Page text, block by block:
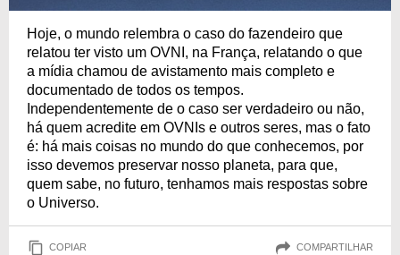
Hoje, o mundo relembra o caso do fazendeiro que
relatou ter visto um OVNI, na França, relatando o que
a mídia chamou de avistamento mais completo e
documentado de todos os tempos.
Independentemente de o caso ser verdadeiro ou não,
há quem acredite em OVNIs e outros seres, mas o fato
é: há mais coisas no mundo do que conhecemos, por
isso devemos preservar nosso planeta, para que,
quem sabe, no futuro, tenhamos mais respostas sobre
o Universo.
COPIAR COMPARTILHAR